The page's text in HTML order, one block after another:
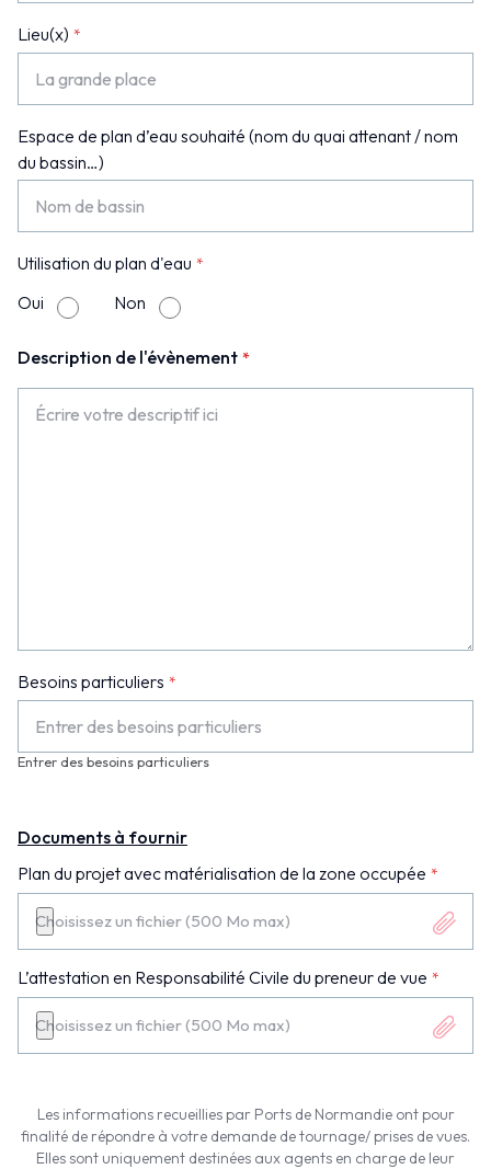
Lieu(x)
Espace de plan d’eau souhaité (nom du quai attenant / nom
du bassin…)
Utilisation du plan d'eau
Oui
Non
Description de l'évènement
Besoins particuliers
Entrer des besoins particuliers
Documents à fournir
Plan du projet avec matérialisation de la zone occupée
Choisissez un fichier (500 Mo max)
L’attestation en Responsabilité Civile du preneur de vue
Choisissez un fichier (500 Mo max)
Les informations recueillies par Ports de Normandie ont pour
finalité de répondre à votre demande de tournage/ prises de vues.
Elles sont uniquement destinées aux agents en charge de leur